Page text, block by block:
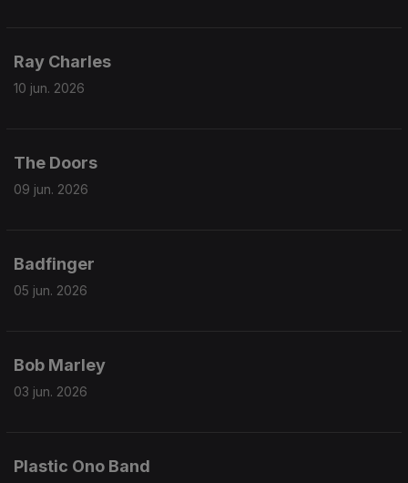
Ray Charles
10 jun. 2026
The Doors
09 jun. 2026
Badfinger
05 jun. 2026
Bob Marley
03 jun. 2026
Plastic Ono Band